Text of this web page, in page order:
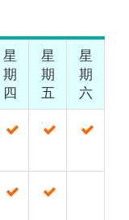
星
期
四
星
期
五
星
期
六